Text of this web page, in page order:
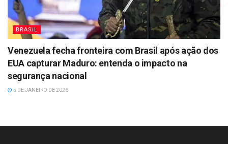
BRASIL
Venezuela fecha fronteira com Brasil após ação dos
EUA capturar Maduro: entenda o impacto na
segurança nacional
5 DE JANEIRO DE 2026